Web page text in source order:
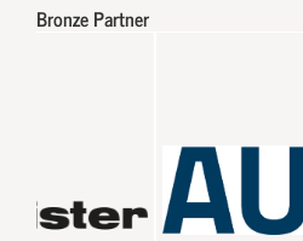
Bronze Partner